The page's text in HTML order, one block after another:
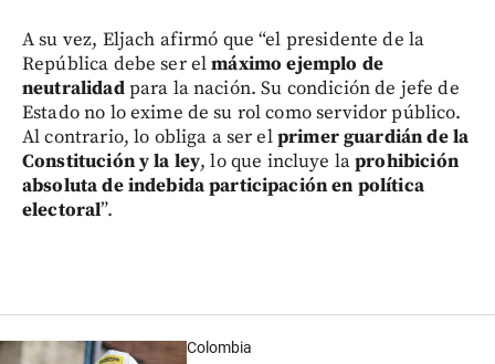
A su vez, Eljach afirmó que “el presidente de la
República debe ser elmáximo ejemplo de
neutralidadpara la nación. Su condición de jefe de
Estado no lo exime de su rol como servidor público.
Al contrario, lo obliga a ser elprimer guardián de la
Constitución y la ley, lo que incluye laprohibición
absoluta de indebida participación en política
electoral”.
Colombia